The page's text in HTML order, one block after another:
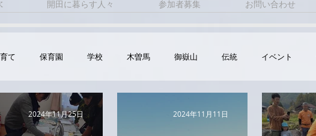
開田に暮らす人々 参加者募集 お問い合わせ
て 保育園 学校 木曽馬 御嶽山 伝統 イベント
2024年11月25日 2024年11月11日